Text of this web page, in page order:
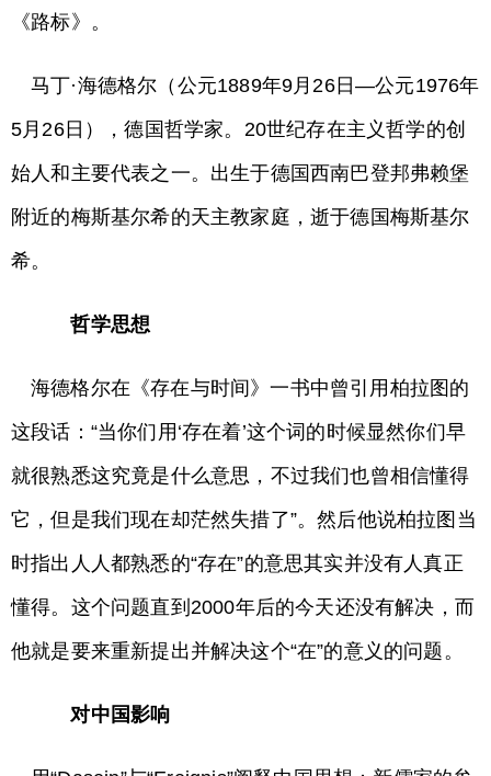
《路标》。
马丁·海德格尔（公元1889年9月26日—公元1976年
5月26日），德国哲学家。20世纪存在主义哲学的创
始人和主要代表之一。出生于德国西南巴登邦弗赖堡
附近的梅斯基尔希的天主教家庭，逝于德国梅斯基尔
希。
哲学思想
海德格尔在《存在与时间》一书中曾引用柏拉图的
这段话：“当你们用‘存在着’这个词的时候显然你们早
就很熟悉这究竟是什么意思，不过我们也曾相信懂得
它，但是我们现在却茫然失措了”。然后他说柏拉图当
时指出人人都熟悉的“存在”的意思其实并没有人真正
懂得。这个问题直到2000年后的今天还没有解决，而
他就是要来重新提出并解决这个“在”的意义的问题。
对中国影响